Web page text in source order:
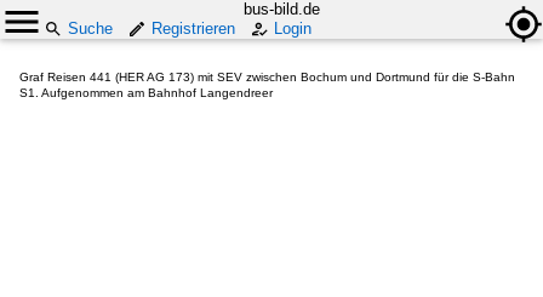
bus-bild.de
Suche
Registrieren Login
Graf Reisen 441 (HER AG 173) mit SEV zwischen Bochum und Dortmund für die S-Bahn
S1. Aufgenommen am Bahnhof Langendreer